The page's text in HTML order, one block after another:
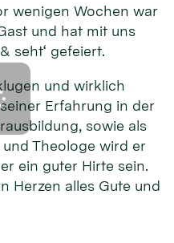
wenigen Wochen war
und hat mit uns
seht‘ gefeiert.
und wirklich
Erfahrung in der
sowie als
Theologe wird er
ein guter Hirte sein.
Herzen alles Gute und